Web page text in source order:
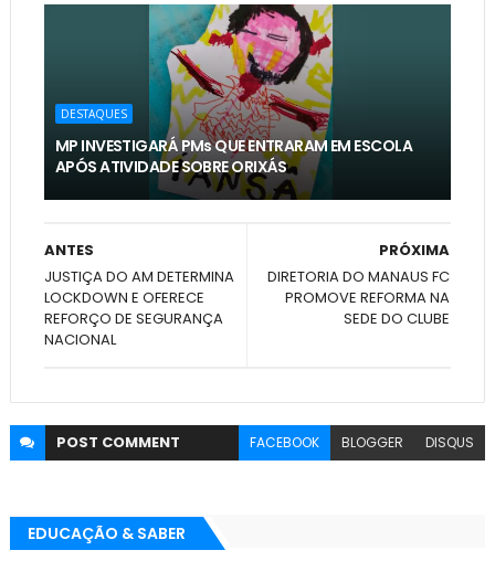
DESTAQUES
MP INVESTIGARÁ PMs QUE ENTRARAM EM ESCOLA
APÓS ATIVIDADE SOBRE ORIXÁS
PRÓXIMA
DIRETORIA DO MANAUS FC
PROMOVE REFORMA NA
SEDE DO CLUBE
ANTES
JUSTIÇA DO AM DETERMINA
LOCKDOWN E OFERECE
REFORÇO DE SEGURANÇA
NACIONAL
POST COMMENT FACEBOOK BLOGGER DISQUS
EDUCAÇÃO & SABER